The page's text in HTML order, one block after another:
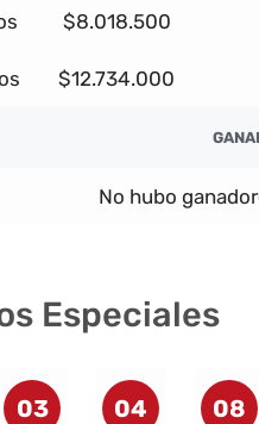
$8.018.500
$12.734.000
No hubo
Especiales
03 04 08